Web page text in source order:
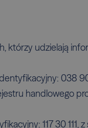
którzy udzielają
038
handlowego
117 30